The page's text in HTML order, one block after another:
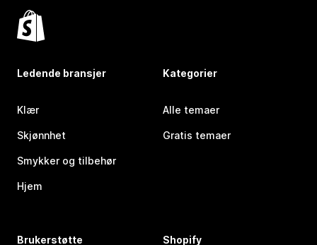
Ledende bransjer
Klær
Skjønnhet
Smykker og tilbehør
Hjem
Kategorier
Alle temaer
Gratis temaer
Brukerstøtte Shopify